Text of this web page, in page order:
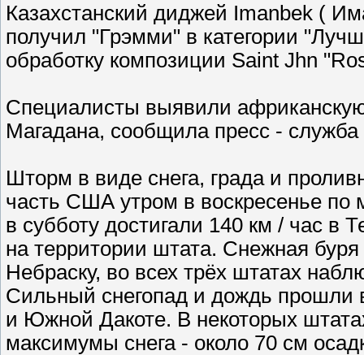
Казахстанский диджей Imanbek (
получил "Грэмми" в категории
обработку композиции Saint Jhn
Специалисты выявили
Магадана, сообщила пресс - служба
Шторм в виде снега, града и
часть США утром в воскресенье
в субботу достигали 140 км / час в
на территории штата. Снежная
Небраску, во всех трёх штатах
Сильный снегопад и дождь прошли
и Южной Дакоте. В некоторых
максимумы снега - около 70 см